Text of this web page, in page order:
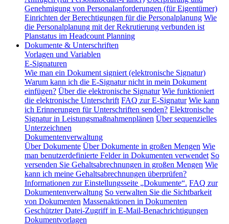
Genehmigung von Personalanforderungen (für Eigentümer)
Einrichten der Berechtigungen für die Personalplanung Wie
die Personalplanung mit der Rekrutierung verbunden ist
Planstatus im Headcount Planning
Dokumente & Unterschriften
Vorlagen und Variablen
E-Signaturen
Wie man ein Dokument signiert (elektronische Signatur)
Warum kann ich die E-Signatur nicht in mein Dokument
einfügen? Über die elektronische Signatur Wie funktioniert
die elektronische Unterschrift FAQ zur E-Signatur Wie kann
ich Erinnerungen für Unterschriften senden? Elektronische
Signatur in Leistungsmaßnahmenplänen Über sequenzielles
Unterzeichnen
Dokumentenverwaltung
Über Dokumente Über Dokumente in großen Mengen Wie
man benutzerdefinierte Felder in Dokumenten verwendet So
versenden Sie Gehaltsabrechnungen in großen Mengen Wie
kann ich meine Gehaltsabrechnungen überprüfen?
Informationen zur Einstellungsseite „Dokumente“. FAQ zur
Dokumentenverwaltung So verwalten Sie die Sichtbarkeit
von Dokumenten Massenaktionen in Dokumenten
Geschützter Datei-Zugriff in E-Mail-Benachrichtigungen
Dokumentvorlagen